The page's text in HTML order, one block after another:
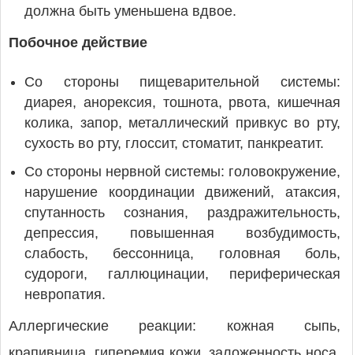
должна быть уменьшена вдвое.
Побочное действие
Со стороны пищеварительной системы:
диарея, анорексия, тошнота, рвота, кишечная
колика, запор, металлический привкус во рту,
сухость во рту, глоссит, стоматит, панкреатит.
Со стороны нервной системы: головокружение,
нарушение координации движений, атаксия,
спутанность сознания, раздражительность,
депрессия, повышенная возбудимость,
слабость, бессонница, головная боль,
судороги, галлюцинации, периферическая
невропатия.
Аллергические реакции: кожная сыпь,